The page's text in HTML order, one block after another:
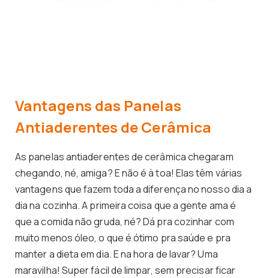
Vantagens das Panelas
Antiaderentes de Cerâmica
As panelas antiaderentes de cerâmica chegaram
chegando, né, amiga? E não é à toa! Elas têm várias
vantagens que fazem toda a diferença no nosso dia a
dia na cozinha. A primeira coisa que a gente ama é
que a comida não gruda, né? Dá pra cozinhar com
muito menos óleo, o que é ótimo pra saúde e pra
manter a dieta em dia. E na hora de lavar? Uma
maravilha! Super fácil de limpar, sem precisar ficar